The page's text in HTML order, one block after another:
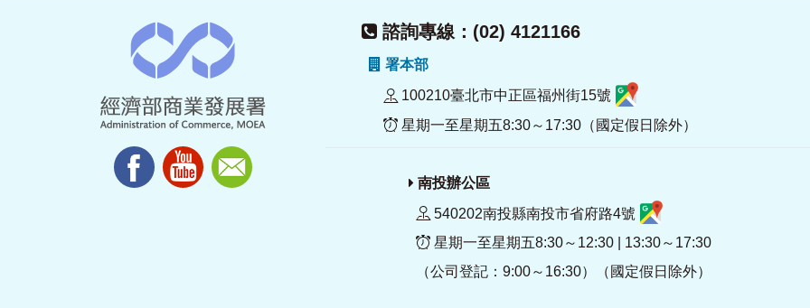
諮詢專線：(02) 4121166
署本部
100210臺北市中正區福州街15號
星期一至星期五8:30～17:30（國定假日除外）
南投辦公區
540202南投縣南投市省府路4號
星期一至星期五8:30～12:30 | 13:30～17:30
（公司登記：9:00～16:30）（國定假日除外）